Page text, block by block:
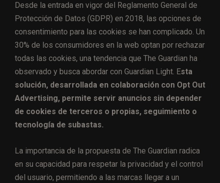
Desde la entrada en vigor del Reglamento General de
Protección de Datos (GDPR) en 2018, las opciones de
consentimiento para las cookies se han complicado. Un
30% de los consumidores en la web optan por rechazar
todas las cookies, una tendencia que The Guardian ha
observado y busca abordar con Guardian Light. Esta
solución, desarrollada en colaboración con Opt Out
Advertising, permite servir anuncios sin depender
de cookies de terceros o propias, seguimiento o
tecnología de subastas.
La importancia de la propuesta de The Guardian radica
en su capacidad para respetar la privacidad y el control
del usuario, permitiendo a las marcas llegar a un